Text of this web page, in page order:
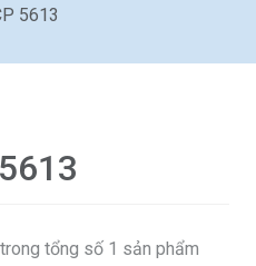
5613
tổng số 1 sản phẩm